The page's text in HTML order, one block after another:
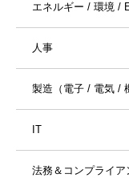
エネルギー / 環境 /
人事
製造（電子 / 電気 /
IT
法務＆コンプライア